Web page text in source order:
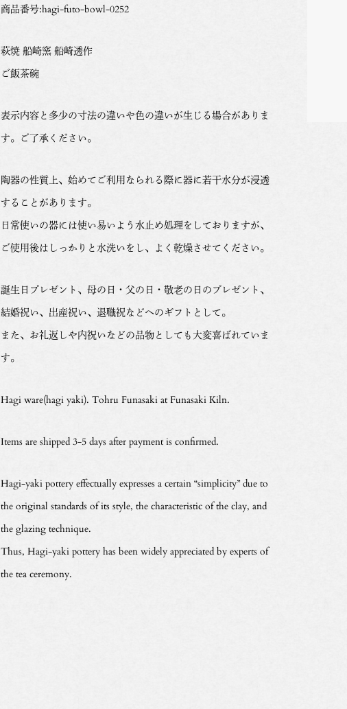
商品番号:hagi-futo-bowl-0252
萩焼 船崎窯 船崎透作
ご飯茶碗
表示内容と多少の寸法の違いや色の違いが生じる場合がありま
す。ご了承ください。
陶器の性質上、始めてご利用なられる際に器に若干水分が浸透
することがあります。
日常使いの器には使い易いよう水止め処理をしておりますが、
ご使用後はしっかりと水洗いをし、よく乾燥させてください。
誕生日プレゼント、母の日・父の日・敬老の日のプレゼント、
結婚祝い、出産祝い、退職祝などへのギフトとして。
また、お礼返しや内祝いなどの品物としても大変喜ばれていま
す。
Hagi ware(hagi yaki). Tohru Funasaki at Funasaki Kiln.
Items are shipped 3-5 days after payment is confirmed.
Hagi-yaki pottery effectually expresses a certain “simplicity” due to
the original standards of its style, the characteristic of the clay, and
the glazing technique.
Thus, Hagi-yaki pottery has been widely appreciated by experts of
the tea ceremony.